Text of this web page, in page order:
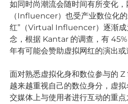
如同时尚潮流会随时间有所变化，
（Influencer）也受产业数位化
红”（Virtual Influencer）逐渐成
念，根据 Kantar 的调查，有
年有可能会赞助虚拟网红的演出或
面对熟悉虚拟化身和数位参与的
越来越重视自己的数位身分，虚
交媒体上与使用者进行互动的重